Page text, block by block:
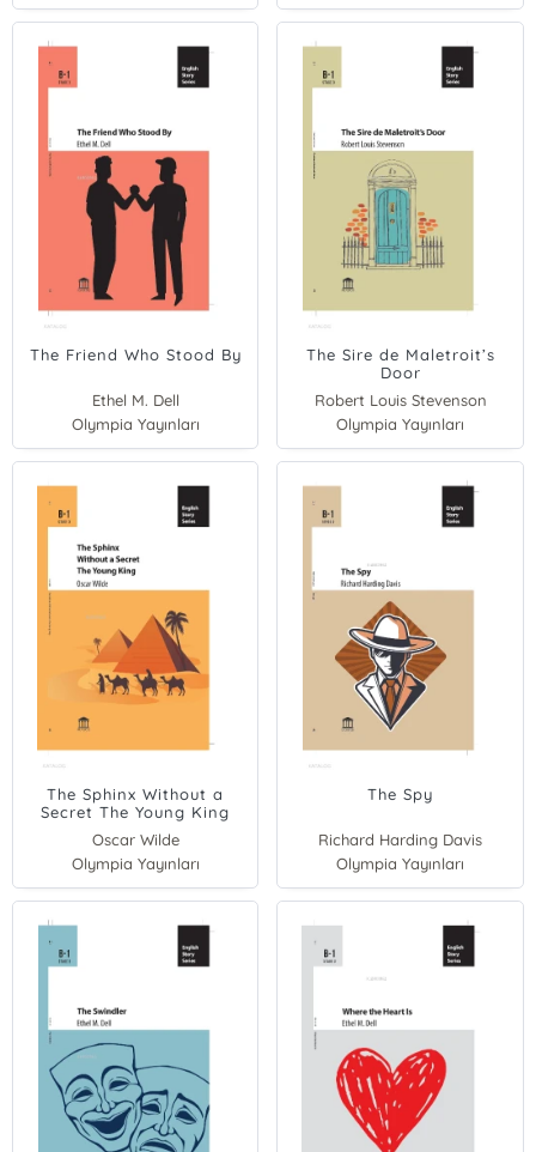
The Friend Who Stood By
Ethel M. Dell
Olympia Yayınları
The Sire de Maletroit’s
Door
Robert Louis Stevenson
Olympia Yayınları
The Sphinx Without a
Secret The Young King
Oscar Wilde
Olympia Yayınları
The Spy
Richard Harding Davis
Olympia Yayınları